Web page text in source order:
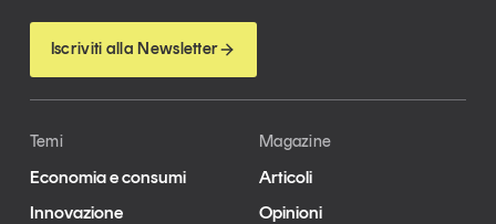
Iscriviti alla Newsletter
Temi
Economia e consumi
Innovazione
Magazine
Articoli
Opinioni